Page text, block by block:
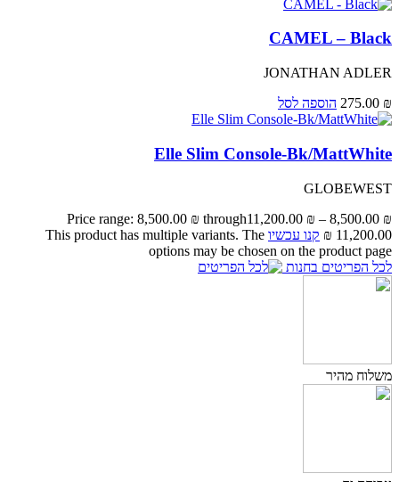
CAMEL – Black
JONATHAN ADLER
275.00 ₪ הוספה לסל
Elle Slim Console-Bk/MattWhite
GLOBEWEST
8,500.00 ₪
–
11,200.00 ₪
Price range: 8,500.00 ₪ through
11,200.00 ₪
קנו עכשיו This product has multiple variants. The
options may be chosen on the product page
לכל הפריטים בחנות
משלוח מהיר